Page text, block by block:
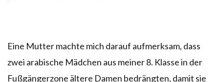
Eine Mutter machte mich darauf aufmerksam, dass
zwei arabische Mädchen aus meiner 8. Klasse in der
Fußgängerzone ältere Damen bedrängten, damit sie